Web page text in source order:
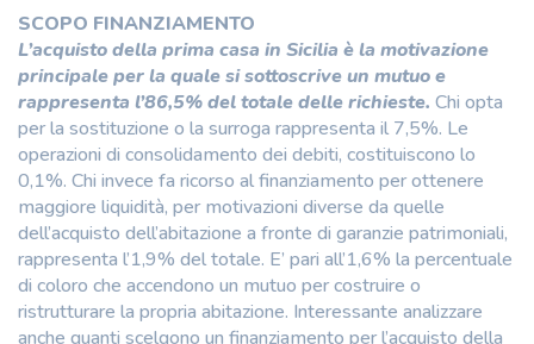
SCOPO FINANZIAMENTO
L’acquisto della prima casa in Sicilia è la motivazione
principale per la quale si sottoscrive un mutuo e
rappresenta l’86,5% del totale delle richieste. Chi opta
per la sostituzione o la surroga rappresenta il 7,5%. Le
operazioni di consolidamento dei debiti, costituiscono lo
0,1%. Chi invece fa ricorso al finanziamento per ottenere
maggiore liquidità, per motivazioni diverse da quelle
dell’acquisto dell’abitazione a fronte di garanzie patrimoniali,
rappresenta l’1,9% del totale. E’ pari all’1,6% la percentuale
di coloro che accendono un mutuo per costruire o
ristrutturare la propria abitazione. Interessante analizzare
anche quanti scelgono un finanziamento per l’acquisto della